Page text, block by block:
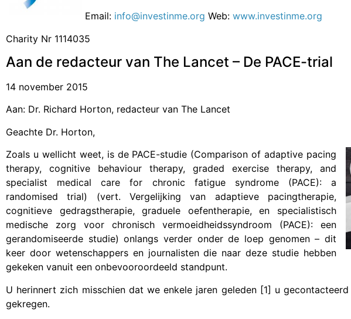
Email: info@investinme.org Web: www.investinme.org
Charity Nr 1114035
Aan de redacteur van The Lancet – De PACE-trial
14 november 2015
Aan: Dr. Richard Horton, redacteur van The Lancet
Geachte Dr. Horton,
Zoals u wellicht weet, is de PACE-studie (Comparison of adaptive pacing
therapy, cognitive behaviour therapy, graded exercise therapy, and
specialist medical care for chronic fatigue syndrome (PACE): a
randomised trial) (vert. Vergelijking van adaptieve pacingtherapie,
cognitieve gedragstherapie, graduele oefentherapie, en specialistisch
medische zorg voor chronisch vermoeidheidssyndroom (PACE): een
gerandomiseerde studie) onlangs verder onder de loep genomen – dit
keer door wetenschappers en journalisten die naar deze studie hebben
gekeken vanuit een onbevooroordeeld standpunt.
U herinnert zich misschien dat we enkele jaren geleden [1] u
gekregen.